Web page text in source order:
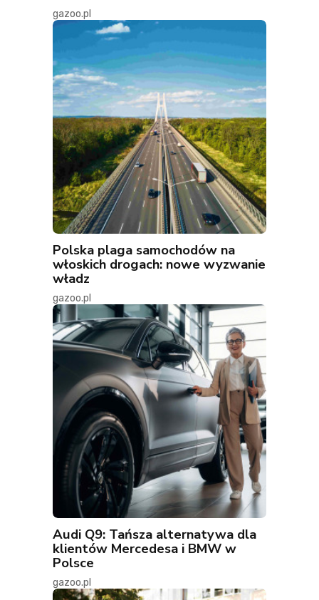
gazoo.pl
Polska plaga samochodów na
włoskich drogach: nowe wyzwanie
władz
gazoo.pl
Audi Q9: Tańsza alternatywa dla
klientów Mercedesa i BMW w
Polsce
gazoo.pl